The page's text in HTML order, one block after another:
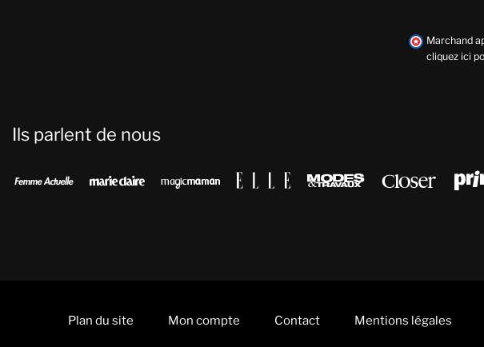
Marchand
cliquez ici
Ils parlent de nous
     
Plan du site Mon compte Contact Mentions légales